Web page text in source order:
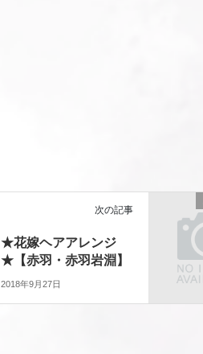
次の記事
★花嫁ヘアアレンジ
★【赤羽・赤羽岩淵】
2018年9月27日